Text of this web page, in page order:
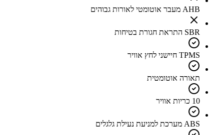
AHB מעבר אוטומטי לאורות גבוהים
SBR התראת חגורת בטיחות
TPMS חיישני לחץ אוויר
תאורה אוטומטית
10 כריות אוויר
ABS מערכת למניעת נעילת גלגלים